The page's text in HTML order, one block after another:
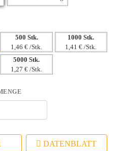
500 Stk.
1,46 € /Stk.
1000 Stk.
1,41 € /Stk.
5000 Stk.
1,27 € /Stk.
DATENBLATT